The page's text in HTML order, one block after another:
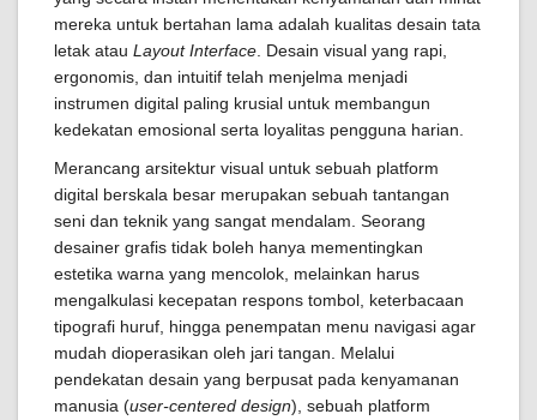
mereka untuk bertahan lama adalah kualitas desain tata
letak atau Layout Interface . Desain visual yang rapi,
ergonomis, dan intuitif telah menjelma menjadi
instrumen digital paling krusial untuk membangun
kedekatan emosional serta loyalitas pengguna harian.
Merancang arsitektur visual untuk sebuah platform
digital berskala besar merupakan sebuah tantangan
seni dan teknik yang sangat mendalam. Seorang
desainer grafis tidak boleh hanya mementingkan
estetika warna yang mencolok, melainkan harus
mengalkulasi kecepatan respons tombol, keterbacaan
tipografi huruf, hingga penempatan menu navigasi agar
mudah dioperasikan oleh jari tangan. Melalui
pendekatan desain yang berpusat pada kenyamanan
manusia (user-centered design), sebuah platform